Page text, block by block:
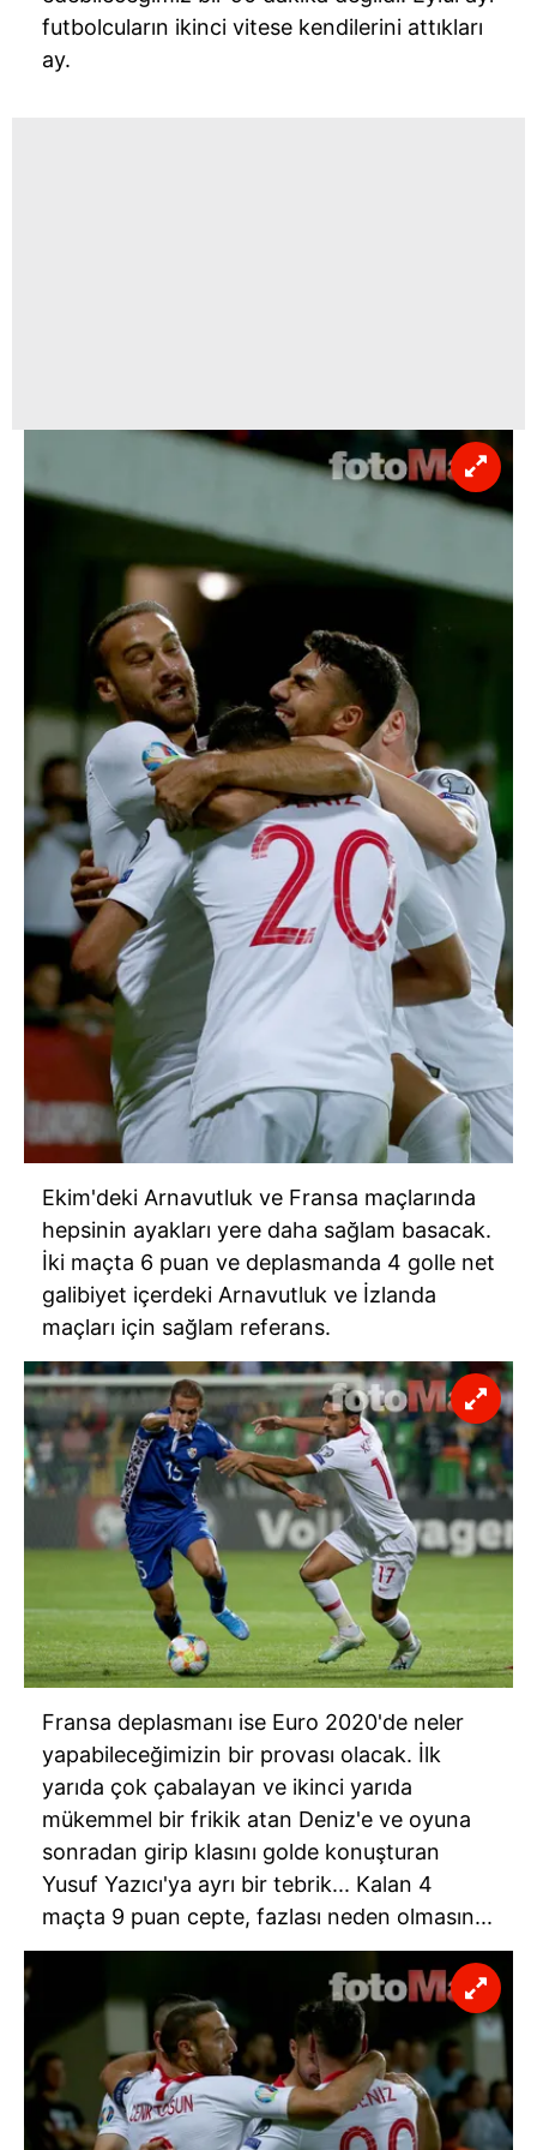
futbolcuların ikinci vitese kendilerini attıkları
ay.
Ekim'deki Arnavutluk ve Fransa maçlarında
hepsinin ayakları yere daha sağlam basacak.
İki maçta 6 puan ve deplasmanda 4 golle net
galibiyet içerdeki Arnavutluk ve İzlanda
maçları için sağlam referans.
Fransa deplasmanı ise Euro 2020'de neler
yapabileceğimizin bir provası olacak. İlk
yarıda çok çabalayan ve ikinci yarıda
mükemmel bir frikik atan Deniz'e ve oyuna
sonradan girip klasını golde konuşturan
Yusuf Yazıcı'ya ayrı bir tebrik... Kalan 4
maçta 9 puan cepte, fazlası neden olmasın...